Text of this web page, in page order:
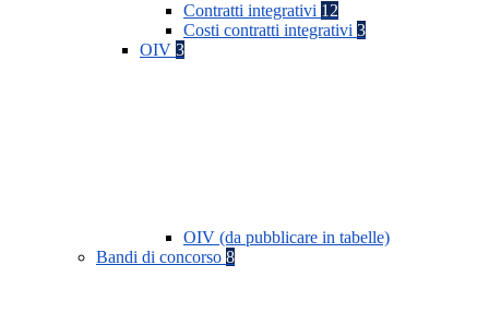
Contratti integrativi 12
Costi contratti integrativi 3
OIV 3
OIV (da pubblicare in tabelle)
Bandi di concorso 8